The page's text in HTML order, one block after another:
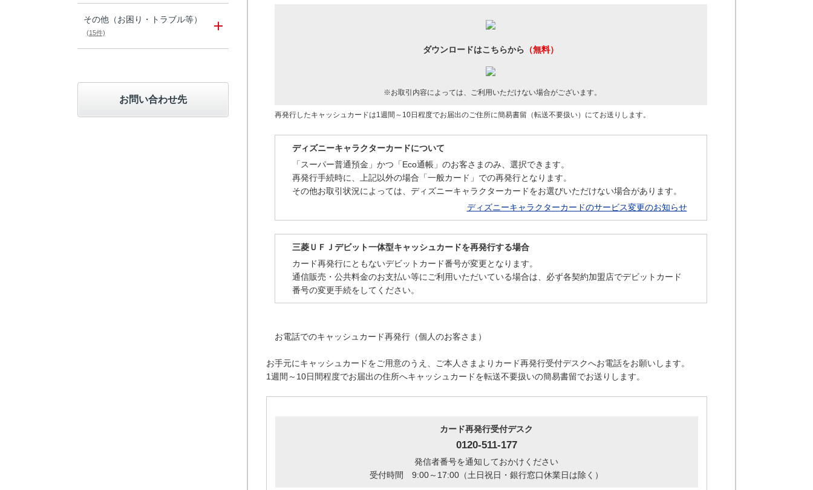
その他（お困り・トラブル等）
(15件)
お問い合わせ先
ダウンロードはこちらから （無料）
※お取引内容によっては、ご利用いただけない場合がございます。
再発行したキャッシュカードは1週間～10日程度でお届出のご住所に簡易書留（転送不要扱い）にてお送りします。
ディズニーキャラクターカードについて
「スーパー普通預金」かつ「Eco通帳」のお客さまのみ、選択できます。
再発行手続時に、上記以外の場合「一般カード」での再発行となります。
その他お取引状況によっては、ディズニーキャラクターカードをお選びいただけない場合があります。
ディズニーキャラクターカードのサービス変更のお知らせ
三菱ＵＦＪデビット一体型キャッシュカードを再発行する場合
カード再発行にともないデビットカード番号が変更となります。
通信販売・公共料金のお支払い等にご利用いただいている場合は、必ず各契約加盟店でデビットカード
番号の変更手続をしてください。
お電話でのキャッシュカード再発行（個人のお客さま）
お手元にキャッシュカードをご用意のうえ、ご本人さまよりカード再発行受付デスクへお電話をお願いします。
1週間～10日間程度でお届出の住所へキャッシュカードを転送不要扱いの簡易書留でお送りします。
カード再発行受付デスク
0120-511-177
発信者番号を通知しておかけください
受付時間 9:00～17:00（土日祝日・銀行窓口休業日は除く）